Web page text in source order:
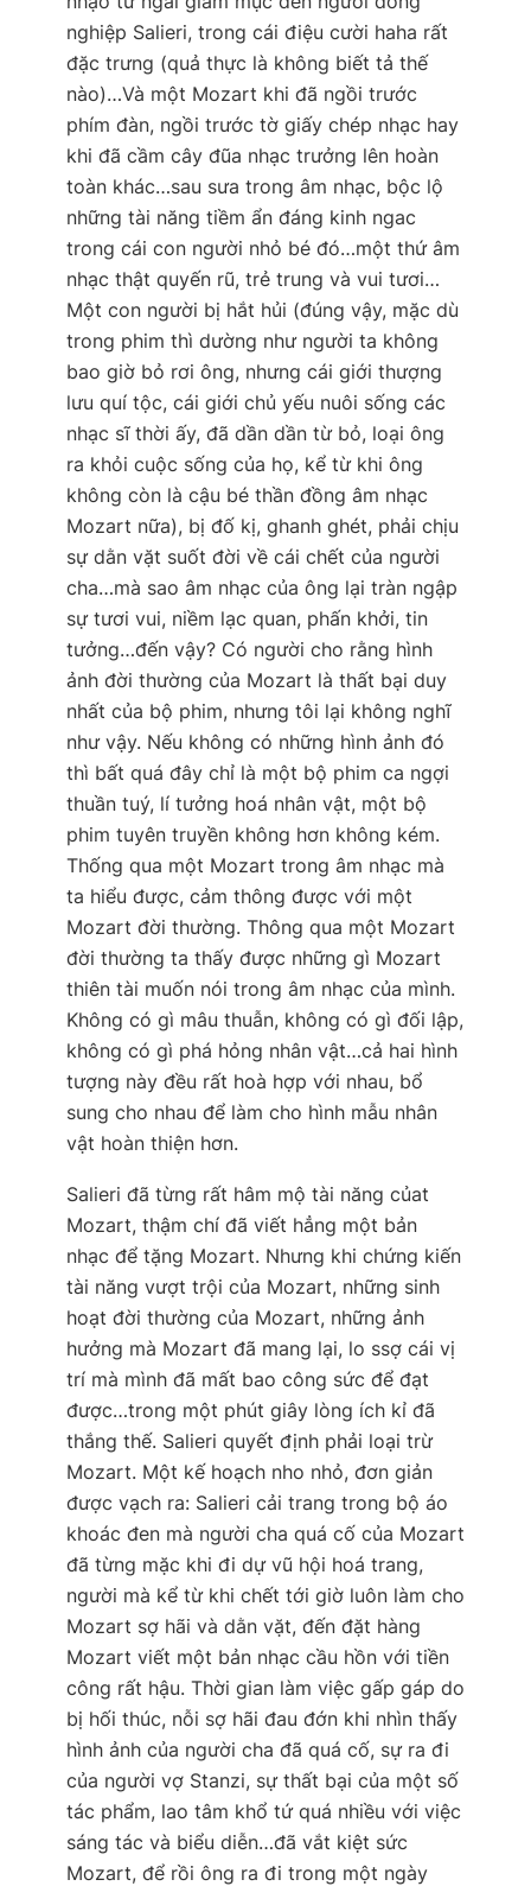
nghiệp Salieri, trong cái điệu cười haha rất
đặc trưng (quả thực là không biết tả thế
nào)…Và một Mozart khi đã ngồi trước
phím đàn, ngồi trước tờ giấy chép nhạc hay
khi đã cầm cây đũa nhạc trưởng lên hoàn
toàn khác…sau sưa trong âm nhạc, bộc lộ
những tài năng tiềm ẩn đáng kinh ngac
trong cái con người nhỏ bé đó…một thứ âm
nhạc thật quyến rũ, trẻ trung và vui tươi…
Một con người bị hắt hủi (đúng vậy, mặc dù
trong phim thì dường như người ta không
bao giờ bỏ rơi ông, nhưng cái giới thượng
lưu quí tộc, cái giới chủ yếu nuôi sống các
nhạc sĩ thời ấy, đã dần dần từ bỏ, loại ông
ra khỏi cuộc sống của họ, kể từ khi ông
không còn là cậu bé thần đồng âm nhạc
Mozart nữa), bị đố kị, ghanh ghét, phải chịu
sự dằn vặt suốt đời về cái chết của người
cha…mà sao âm nhạc của ông lại tràn ngập
sự tươi vui, niềm lạc quan, phấn khởi, tin
tưởng…đến vậy? Có người cho rằng hình
ảnh đời thường của Mozart là thất bại duy
nhất của bộ phim, nhưng tôi lại không nghĩ
như vậy. Nếu không có những hình ảnh đó
thì bất quá đây chỉ là một bộ phim ca ngợi
thuần tuý, lí tưởng hoá nhân vật, một bộ
phim tuyên truyền không hơn không kém.
Thống qua một Mozart trong âm nhạc mà
ta hiểu được, cảm thông được với một
Mozart đời thường. Thông qua một Mozart
đời thường ta thấy được những gì Mozart
thiên tài muốn nói trong âm nhạc của mình.
Không có gì mâu thuẫn, không có gì đối lập,
không có gì phá hỏng nhân vật…cả hai hình
tượng này đều rất hoà hợp với nhau, bổ
sung cho nhau để làm cho hình mẫu nhân
vật hoàn thiện hơn.
Salieri đã từng rất hâm mộ tài năng củat
Mozart, thậm chí đã viết hẳng một bản
nhạc để tặng Mozart. Nhưng khi chứng kiến
tài năng vượt trội của Mozart, những sinh
hoạt đời thường của Mozart, những ảnh
hưởng mà Mozart đã mang lại, lo ssợ cái vị
trí mà mình đã mất bao công sức để đạt
được…trong một phút giây lòng ích kỉ đã
thắng thế. Salieri quyết định phải loại trừ
Mozart. Một kế hoạch nho nhỏ, đơn giản
được vạch ra: Salieri cải trang trong bộ áo
khoác đen mà người cha quá cố của Mozart
đã từng mặc khi đi dự vũ hội hoá trang,
người mà kể từ khi chết tới giờ luôn làm cho
Mozart sợ hãi và dằn vặt, đến đặt hàng
Mozart viết một bản nhạc cầu hồn với tiền
công rất hậu. Thời gian làm việc gấp gáp do
bị hối thúc, nỗi sợ hãi đau đớn khi nhìn thấy
hình ảnh của người cha đã quá cố, sự ra đi
của người vợ Stanzi, sự thất bại của một số
tác phẩm, lao tâm khổ tứ quá nhiều với việc
sáng tác và biểu diễn…đã vắt kiệt sức
Mozart, để rồi ông ra đi trong một ngày